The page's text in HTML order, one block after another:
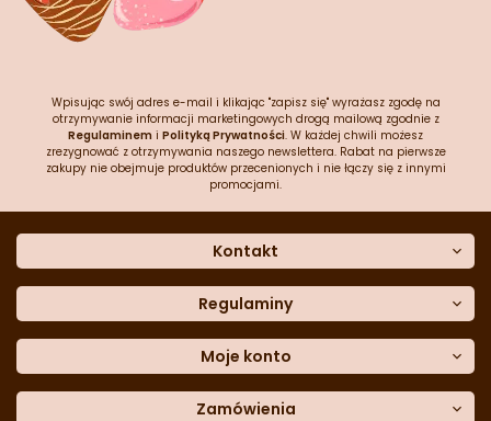
Wpisując swój adres e-mail i klikając "zapisz się" wyrażasz zgodę na
otrzymywanie informacji marketingowych drogą mailową zgodnie z
Regulaminem i Polityką Prywatności. W każdej chwili możesz
zrezygnować z otrzymywania naszego newslettera. Rabat na pierwsze
zakupy nie obejmuje produktów przecenionych i nie łączy się z innymi
promocjami.
Kontakt
Dane kontaktowe
Często zadawane pytania
Sklep stacjonarny
Formularz kontaktowy
Blog
Regulaminy
Polityka prywatności
Polityka cookies
Polityka reklamacji
Moje konto
Moje dane
Zamówienia